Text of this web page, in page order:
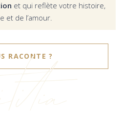
et qui reflète votre histoire,
et de l’amour.
RACONTE ?